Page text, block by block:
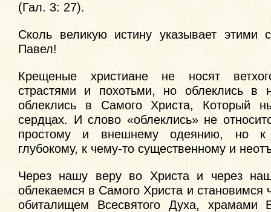
(Гал. 3: 27).
Сколь великую истину указывает этими
Павел!
Крещеные христиане не носят
страстями и похотьми, но облеклись в
облеклись в Самого Христа, Который
сердцах. И слово «облеклись» не
простому и внешнему одеянию, но к
глубокому, к чему-то существенному и
Через нашу веру во Христа и через
облекаемся в Самого Христа и
обиталищем Всесвятого Духа, храмами